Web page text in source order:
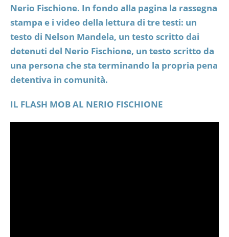
Nerio Fischione. In fondo alla pagina la rassegna
stampa e i video della lettura di tre testi: un
testo di Nelson Mandela, un testo scritto dai
detenuti del Nerio Fischione, un testo scritto da
una persona che sta terminando la propria pena
detentiva in comunità.
IL FLASH MOB AL NERIO FISCHIONE